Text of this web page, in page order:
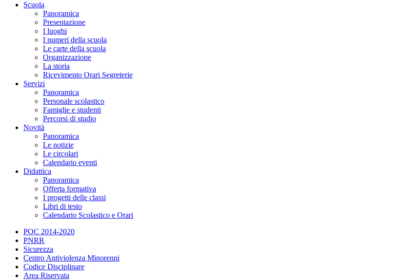
Scuola
Panoramica
Presentazione
I luoghi
I numeri della scuola
Le carte della scuola
Organizzazione
La storia
Ricevimento Orari Segreterie
Servizi
Panoramica
Personale scolastico
Famiglie e studenti
Percorsi di studio
Novità
Panoramica
Le notizie
Le circolari
Calendario eventi
Didattica
Panoramica
Offerta formativa
I progetti delle classi
Libri di testo
Calendario Scolastico e Orari
POC 2014-2020
PNRR
Sicurezza
Centro Antiviolenza Minorenni
Codice Disciplinare
Area Riservata